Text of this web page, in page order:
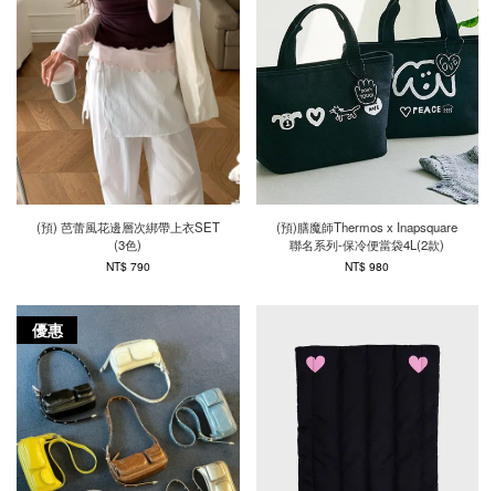
(預) 芭蕾風花邊層次綁帶上衣SET
(3色)
NT$ 790
(預)膳魔師Thermos x Inapsquare
聯名系列-保冷便當袋4L(2款)
NT$ 980
優惠